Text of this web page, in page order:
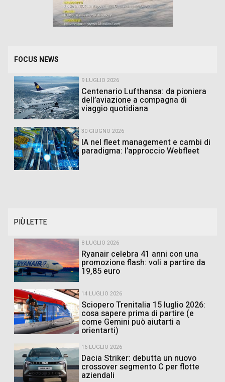
FOCUS NEWS
9 LUGLIO 2026
Centenario Lufthansa: da pioniera
dell’aviazione a compagna di
viaggio quotidiana
30 GIUGNO 2026
IA nel fleet management e cambi di
paradigma: l’approccio Webfleet
PIÙ LETTE
8 LUGLIO 2026
Ryanair celebra 41 anni con una
promozione flash: voli a partire da
19,85 euro
14 LUGLIO 2026
Sciopero Trenitalia 15 luglio 2026:
cosa sapere prima di partire (e
come Gemini può aiutarti a
orientarti)
16 LUGLIO 2026
Dacia Striker: debutta un nuovo
crossover segmento C per flotte
aziendali